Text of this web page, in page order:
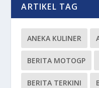
ARTIKEL TAG
ANEKA KULINER
BERITA MOTOGP
BERITA TERKINI